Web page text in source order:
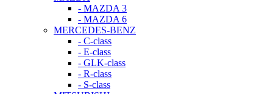
- MAZDA 3
- MAZDA 6
MERCEDES-BENZ
- C-class
- E-class
- GLK-class
- R-class
- S-class